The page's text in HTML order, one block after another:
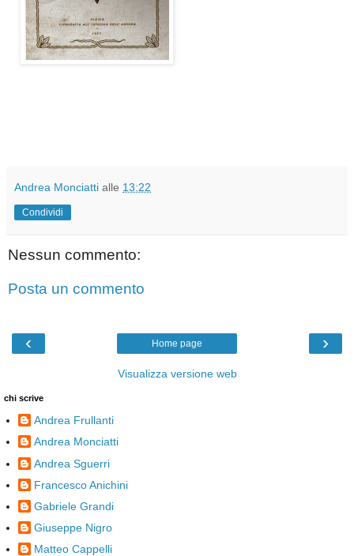
Andrea Monciatti alle 13:22
Condividi
Nessun commento:
Posta un commento
‹ ›
Home page
Visualizza versione web
chi scrive
Andrea Frullanti
Andrea Monciatti
Andrea Sguerri
Francesco Anichini
Gabriele Grandi
Giuseppe Nigro
Matteo Cappelli